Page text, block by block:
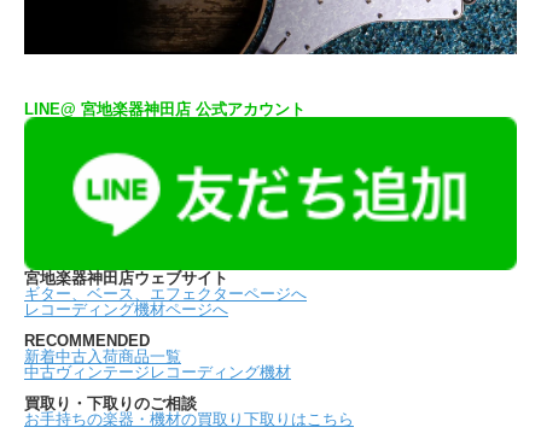
LINE@ 宮地楽器神田店 公式アカウント
宮地楽器神田店ウェブサイト
ギター、ベース、エフェクターページへ
レコーディング機材ページへ
RECOMMENDED
新着中古入荷商品一覧
中古ヴィンテージレコーディング機材
買取り・下取りのご相談
お手持ちの楽器・機材の買取り下取りはこちら